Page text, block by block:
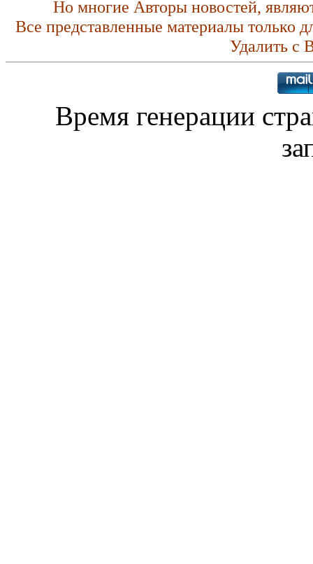
Но многие Авторы новостей,
Все представленные материалы только
Удалить с
Время генерации